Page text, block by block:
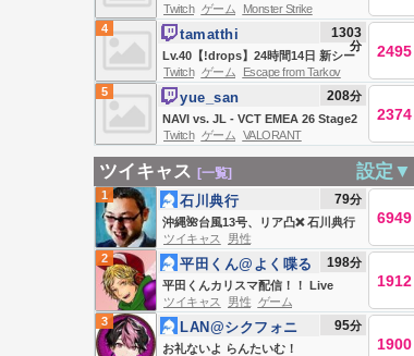
について。#PR
Twitch ゲーム
Monster Strike
4
Lv.40【!drops】24時間14日 新シー
ズン最前線攻略TV w/nairusan
tamatthi 1303
分 2495
Twitch ゲーム
Escape from Tarkov
5
NAVI vs. JL - VCT EMEA 26 Stage2
Play-Ins #VCTWatchParty
yue_san 208分
2374
Twitch ゲーム VALORANT
ツイキャス [一覧] 設定▼
1
沖縄🌺台風13号、リア凸❌ 石川典行
のノリユキラジオ
石川典行 79分
6949
ツイキャス
男性
2
平田くんカリスマ配信！！ Live
#839173806
平田くん@よく喋る 198分
1912
ツイキャス 男性 ゲーム
3
お礼ないよ らんたいむ！
LAN@シクフォニ 95分
1900